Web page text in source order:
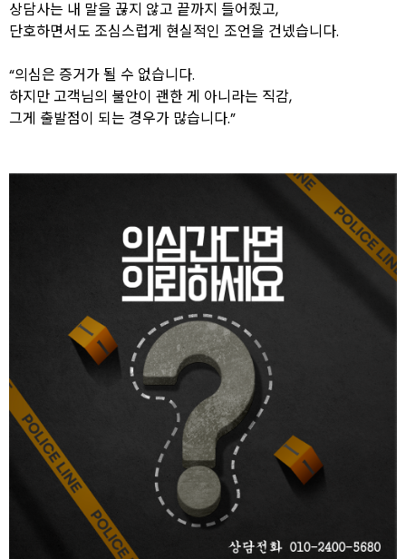
상담사는 내 말을 끊지 않고 끝까지 들어줬고,
단호하면서도 조심스럽게 현실적인 조언을 건넸습니다.
“의심은 증거가 될 수 없습니다.
하지만 고객님의 불안이 괜한 게 아니라는 직감,
그게 출발점이 되는 경우가 많습니다.”